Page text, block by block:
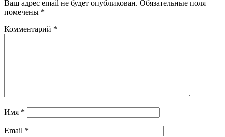
Ваш адрес email не будет опубликован. Обязательные поля
помечены *
Комментарий *
Имя *
Email *